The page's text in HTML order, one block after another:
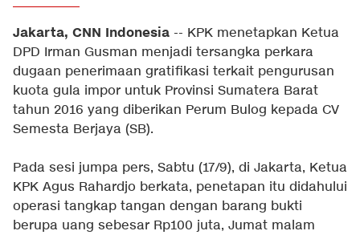
Jakarta, CNN Indonesia -- KPK menetapkan Ketua
DPD Irman Gusman menjadi tersangka perkara
dugaan penerimaan gratifikasi terkait pengurusan
kuota gula impor untuk Provinsi Sumatera Barat
tahun 2016 yang diberikan Perum Bulog kepada CV
Semesta Berjaya (SB).
Pada sesi jumpa pers, Sabtu (17/9), di Jakarta, Ketua
KPK Agus Rahardjo berkata, penetapan itu didahului
operasi tangkap tangan dengan barang bukti
berupa uang sebesar Rp100 juta, Jumat malam